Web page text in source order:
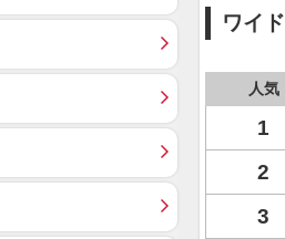
ワイド
人気
1
2
3